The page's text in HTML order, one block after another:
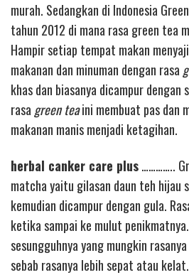
murah. Sedangkan di Indonesia
tahun 2012 di mana rasa green tea
Hampir setiap tempat makan
makanan dan minuman dengan rasa
khas dan biasanya dicampur dengan
rasa green teaini membuat pas dan
makanan manis menjadi ketagihan.
herbal canker care plus…………..
matcha yaitu gilasan daun teh hijau
kemudian dicampur dengan gula.
ketika sampai ke mulut
sesungguhnya yang mungkin
sebab rasanya lebih sepat atau kelat.